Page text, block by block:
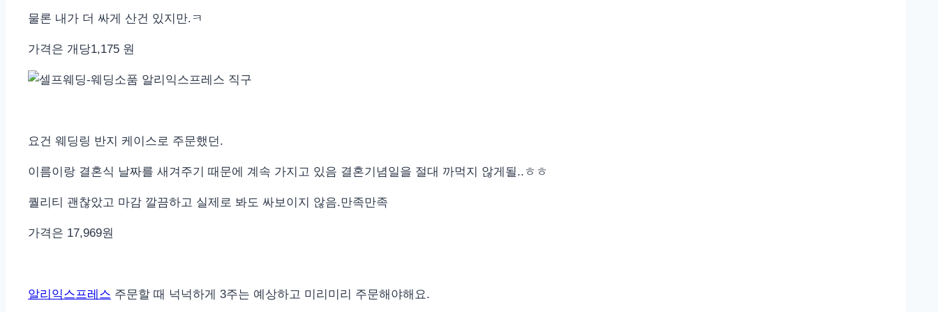
물론 내가 더 싸게 산건 있지만.ㅋ
가격은 개당1,175 원
요건 웨딩링 반지 케이스로 주문했던.
이름이랑 결혼식 날짜를 새겨주기 때문에 계속 가지고 있음 결혼기념일을 절대 까먹지 않게될..ㅎㅎ
퀄리티 괜찮았고 마감 깔끔하고 실제로 봐도 싸보이지 않음.만족만족
가격은 17,969원
알리익스프레스 주문할 때 넉넉하게 3주는 예상하고 미리미리 주문해야해요.